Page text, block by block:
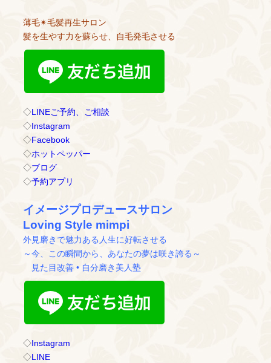
薄毛✴︎毛髪再生サロン
髪を生やす力を蘇らせ、自毛発毛させる
◇LINEご予約、ご相談
◇Instagram
◇Facebook
◇ホットペッパー
◇ブログ
◇予約アプリ
イメージプロデュースサロン
Loving Style mimpi
外見磨きで魅力ある人生に好転させる
～今、この瞬間から、あなたの夢は咲き誇る～
見た目改善 • 自分磨き美人塾
◇Instagram
◇LINE